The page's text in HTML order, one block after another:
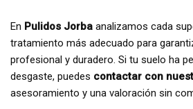
En Pulidos Jorba analizamos cada
tratamiento más adecuado para
profesional y duradero. Si tu suelo ha
desgaste, puedes contactar con
asesoramiento y una valoración sin